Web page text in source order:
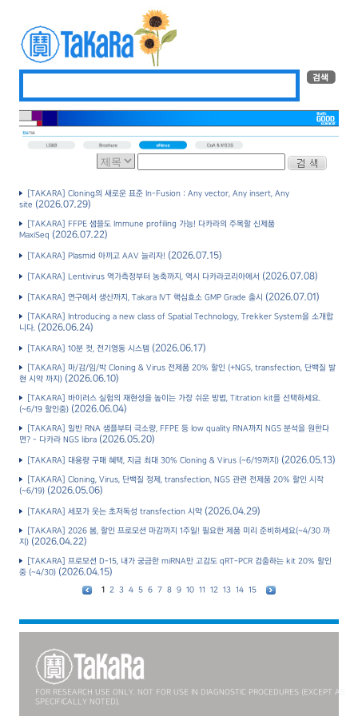
[TAKARA] Cloning의 새로운 표준 In-Fusion : Any vector, Any insert, Any
site (2026.07.29)
[TAKARA] FFPE 샘플도 Immune profiling 가능! 다카라의 주목할 신제품
MaxiSeq (2026.07.22)
[TAKARA] Plasmid 아끼고 AAV 늘리자! (2026.07.15)
[TAKARA] Lentivirus 역가측정부터 농축까지, 역시 다카라코리아에서 (2026.07.08)
[TAKARA] 연구에서 생산까지, Takara IVT 핵심효소 GMP Grade 출시 (2026.07.01)
[TAKARA] Introducing a new class of Spatial Technology, Trekker System을 소개합
니다. (2026.06.24)
[TAKARA] 10분 컷, 전기영동 시스템 (2026.06.17)
[TAKARA] 마/감/임/박 Cloning & Virus 전제품 20% 할인 (+NGS, transfection, 단백질 발
현 시약 까지) (2026.06.10)
[TAKARA] 바이러스 실험의 재현성을 높이는 가장 쉬운 방법, Titration kit를 선택하세요.
(~6/19 할인중) (2026.06.04)
[TAKARA] 일반 RNA 샘플부터 극소량, FFPE 등 low quality RNA까지 NGS 분석을 원한다
면? - 다카라 NGS libra (2026.05.20)
[TAKARA] 대용량 구매 혜택, 지금 최대 30% Cloning & Virus (~6/19까지) (2026.05.13)
[TAKARA] Cloning, Virus, 단백질 정제, transfection, NGS 관련 전제품 20% 할인 시작
(~6/19) (2026.05.06)
[TAKARA] 세포가 웃는 초저독성 transfection 시약 (2026.04.29)
[TAKARA] 2026 봄, 할인 프로모션 마감까지 1주일! 필요한 제품 미리 준비하세요(~4/30 까
지) (2026.04.22)
[TAKARA] 프로모션 D-15, 내가 궁금한 miRNA만 고감도 qRT-PCR 검출하는 kit 20% 할인
중 (~4/30) (2026.04.15)
1 2 3 4 5 6 7 8 9 10 11 12 13 14 15
FOR RESEARCH USE ONLY. NOT FOR USE IN DIAGNOSTIC PROCEDURES (EXCEPT AS
SPECIFICALLY NOTED).